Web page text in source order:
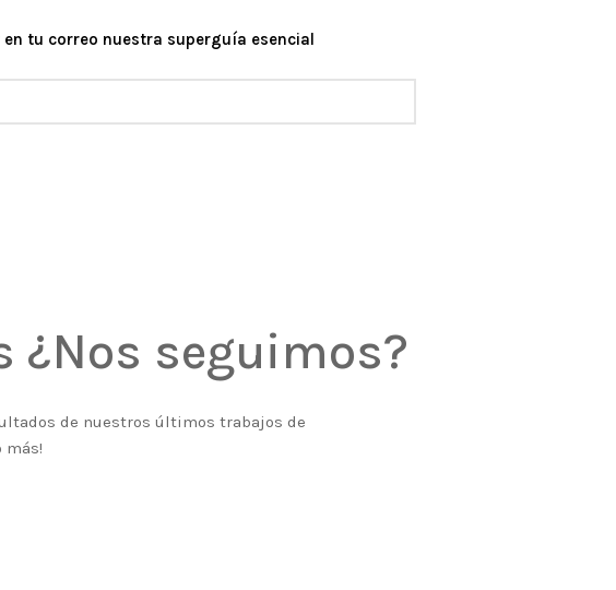
en tu correo nuestra superguía esencial
seguimos?
de nuestros últimos trabajos de
más!